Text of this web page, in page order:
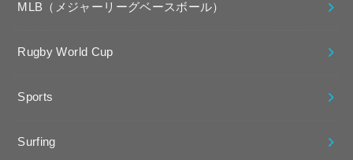
MLB（メジャーリーグベースボール）
Rugby World Cup
Sports
Surfing